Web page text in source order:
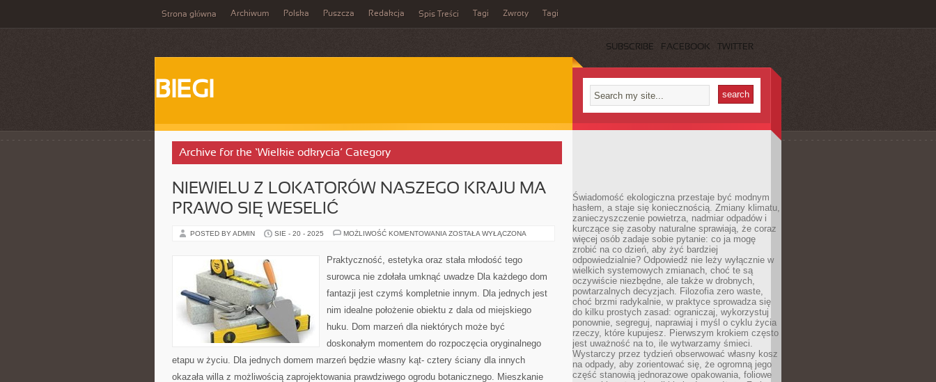
Strona główna Archiwum Polska Puszcza Redakcja Spis Treści Tagi Zwroty Tagi
SUBSCRIBE FACEBOOK TWITTER
BIEGI
Archive for the ‘Wielkie odkrycia’ Category
NIEWIELU Z LOKATORÓW NASZEGO KRAJU MA
PRAWO SIĘ WESELIĆ
POSTED BY ADMIN SIE - 20 - 2025 MOŻLIWOŚĆ KOMENTOWANIA NIEWIELU
NASZEGO
KRAJU
PRAWO
WESELIĆ
ZOSTAŁA WYŁĄCZONA
Praktyczność, estetyka oraz stała młodość tego
surowca nie zdołała umknąć uwadze Dla każdego dom
fantazji jest czymś kompletnie innym. Dla jednych jest
nim idealne położenie obiektu z dala od miejskiego
huku. Dom marzeń dla niektórych może być
doskonałym momentem do rozpoczęcia oryginalnego
etapu w życiu. Dla jednych domem marzeń będzie własny kąt- cztery ściany dla innych
okazała willa z możliwością zaprojektowania prawdziwego ogrodu botanicznego. Mieszkanie
Świadomość ekologiczna przestaje być modnym
hasłem, a staje się koniecznością. Zmiany klimatu,
zanieczyszczenie powietrza, nadmiar odpadów i
kurczące się zasoby naturalne sprawiają, że coraz
więcej osób zadaje sobie pytanie: co ja mogę
zrobić na co dzień, aby żyć bardziej
odpowiedzialnie? Odpowiedź nie leży wyłącznie w
wielkich systemowych zmianach, choć te są
oczywiście niezbędne, ale także w drobnych,
powtarzalnych decyzjach. Filozofia zero waste,
choć brzmi radykalnie, w praktyce sprowadza się
do kilku prostych zasad: ograniczaj, wykorzystuj
ponownie, segreguj, naprawiaj i myśl o cyklu życia
rzeczy, które kupujesz. Pierwszym krokiem często
jest uważność na to, ile wytwarzamy śmieci.
Wystarczy przez tydzień obserwować własny kosz
na odpady, aby zorientować się, że ogromną jego
część stanowią jednorazowe opakowania, foliowe